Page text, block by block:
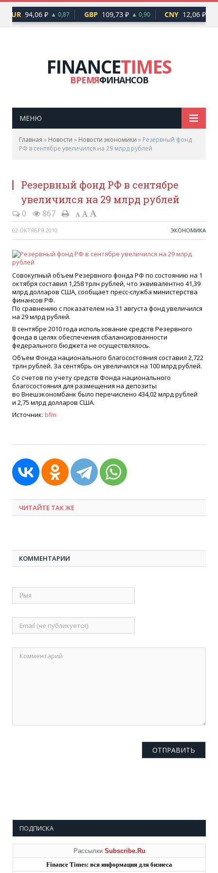
EUR 94,06 ₽ ▲ 0,87 GBP 109,73 ₽ ▲ 0,90 CNY 12,06 ₽
FINANCETIMES
ВРЕМЯФИНАНСОВ
МЕНЮ
Главная » Новости » Новости экономики » Резервный фонд
РФ в сентябре увеличился на 29 млрд рублей
Резервный фонд РФ в сентябре
увеличился на 29 млрд рублей
0 867
02 ОКТЯБРЯ 2010 ЭКОНОМИКА
Совокупный объем Резервного фонда РФ по состоянию на 1
октября составил 1,258 трлн рублей, что эквивалентно 41,39
млрд долларов США, сообщает пресс-служба министерства
финансов РФ.
По сравнению с показателем на 31 августа фонд увеличился
на 29 млрд рублей.
В сентябре 2010 года использование средств Резервного
фонда в целях обеспечения сбалансированности
федерального бюджета не осуществлялось.
Объем Фонда национального благосостояния составил 2,722
трлн рублей. За сентябрь он увеличился на 100 млрд рублей.
Со счетов по учету средств Фонда национального
благосостояния для размещения на депозиты
во Внешэкономбанк было перечислено 434,02 млрд рублей
и 2,75 млрд долларов США.
Источник: bfm
ЧИТАЙТЕ ТАК ЖЕ
КОММЕНТАРИИ
ПОДПИСКА
Рассылки Subscribe.Ru
Finance Times: вся информация для бизнеса